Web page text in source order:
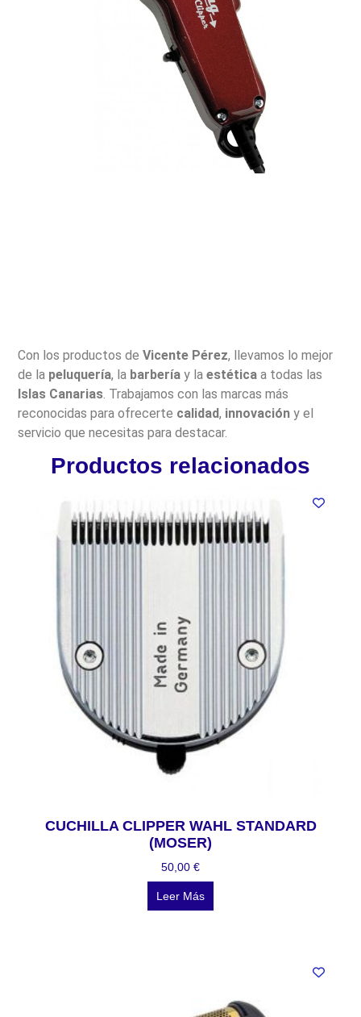
Con los productos deVicente Pérez, llevamos lo mejor
de la peluquería, la barbería y laestética a todas las
Islas Canarias. Trabajamos con las marcas más
reconocidas para ofrecerte calidad, innovación y el
servicio que necesitas para destacar.
Productos relacionados
CUCHILLA CLIPPER WAHL STANDARD
(MOSER)
50,00 €
Leer Más